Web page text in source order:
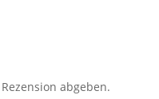
abgeben.